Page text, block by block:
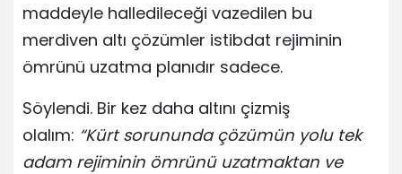
maddeyle halledileceği vazedilen bu
merdiven altı çözümler istibdat rejiminin
ömrünü uzatma planıdır sadece.
Söylendi. Bir kez daha altını çizmiş
olalım: “Kürt sorununda çözümün yolu tek
adam rejiminin ömrünü uzatmaktan ve